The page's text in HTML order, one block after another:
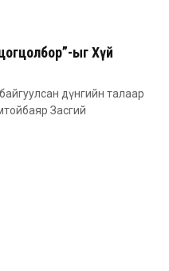
ыг Хүй
дүнгийн талаар
Засгий